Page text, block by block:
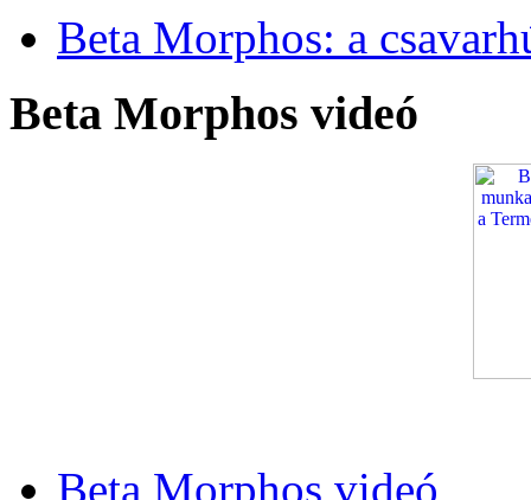
Beta Morphos: a
Beta Morphos videó
Beta Morphos videó